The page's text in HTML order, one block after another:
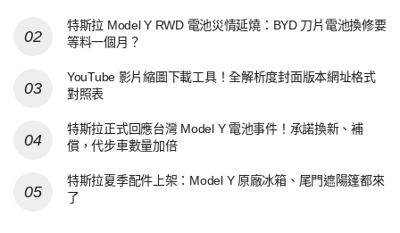
特斯拉 Model Y RWD 電池災情延燒：BYD 刀片電池換修要
等料一個月？
YouTube 影片縮圖下載工具！全解析度封面版本網址格式
對照表
特斯拉正式回應台灣 Model Y 電池事件！承諾換新、補
償，代步車數量加倍
特斯拉夏季配件上架：Model Y 原廠冰箱、尾門遮陽篷都來
了